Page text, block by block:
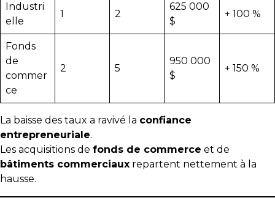
Industri
elle
1 2
625 000
$
+ 100 %
Fonds
de
commer
ce
2 5
950 000
$
+ 150 %
La baisse des taux a ravivé la confiance
entrepreneuriale.
Les acquisitions de fonds de commerce et de
bâtiments commerciaux repartent nettement à la
hausse.